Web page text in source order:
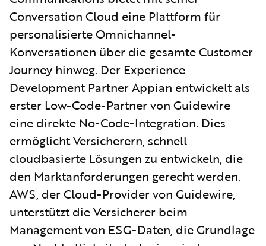
Conversation Cloud eine Plattform für
personalisierte Omnichannel-
Konversationen über die gesamte Customer
Journey hinweg. Der Experience
Development Partner Appian entwickelt als
erster Low-Code-Partner von Guidewire
eine direkte No-Code-Integration. Dies
ermöglicht Versicherern, schnell
cloudbasierte Lösungen zu entwickeln, die
den Marktanforderungen gerecht werden.
AWS, der Cloud-Provider von Guidewire,
unterstützt die Versicherer beim
Management von ESG-Daten, die Grundlage